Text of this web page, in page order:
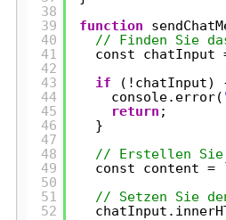
38
39
40
41
42
43
44
45
46
47
48
49
50
51
52
function
// Finden Sie
const chatInput
if
(!chatInput)
console.error(
return ;
}
// Erstellen Sie
const content =
// Setzen Sie